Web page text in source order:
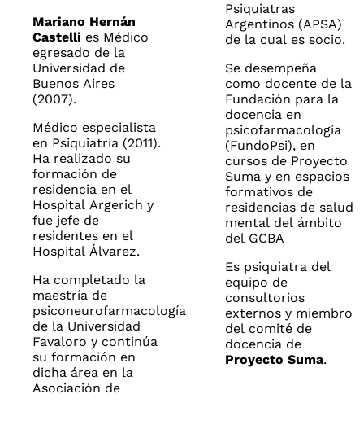
Mariano Hernán
Castelli es Médico
egresado de la
Universidad de
Buenos Aires
(2007).
Médico especialista
en Psiquiatría (2011).
Ha realizado su
formación de
residencia en el
Hospital Argerich y
fue jefe de
residentes en el
Hospital Álvarez.
Ha completado la
maestría de
psiconeurofarmacología
de la Universidad
Favaloro y continúa
su formación en
dicha área en la
Asociación de
Psiquiatras
Argentinos (APSA)
de la cual es socio.
Se desempeña
como docente de la
Fundación para la
docencia en
psicofarmacología
(FundoPsi), en
cursos de Proyecto
Suma y en espacios
formativos de
residencias de salud
mental del ámbito
del GCBA
Es psiquiatra del
equipo de
consultorios
externos y miembro
del comité de
docencia de
Proyecto Suma.